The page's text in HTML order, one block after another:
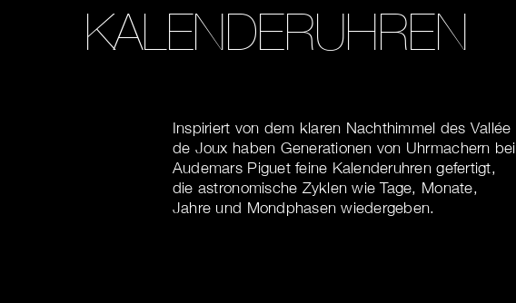
KALENDERUHREN
Inspiriert von dem klaren Nachthimmel des Vallée
de Joux haben Generationen von Uhrmachern bei
Audemars Piguet feine Kalenderuhren gefertigt,
die astronomische Zyklen wie Tage, Monate,
Jahre und Mondphasen wiedergeben.